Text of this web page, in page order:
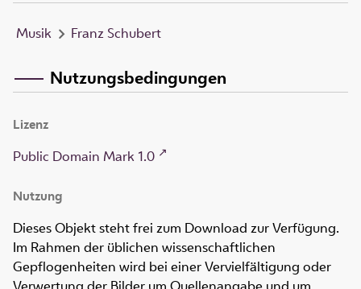
Musik Franz Schubert
Nutzungsbedingungen
Lizenz
Public Domain Mark 1.0
Nutzung
Dieses Objekt steht frei zum Download zur Verfügung.
Im Rahmen der üblichen wissenschaftlichen
Gepflogenheiten wird bei einer Vervielfältigung oder